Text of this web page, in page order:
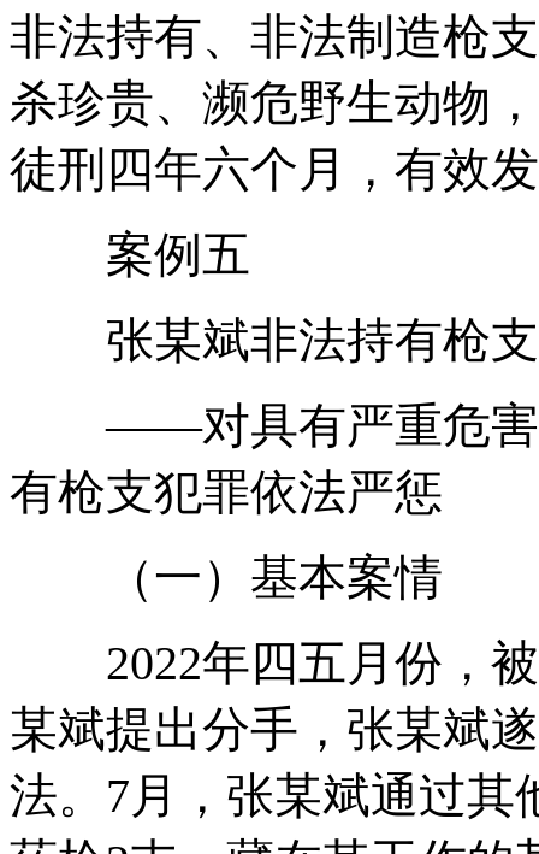
非法持有、非法制造枪
杀珍贵、濒危野生动物
徒刑四年六个月，有效
案例五
张某斌非法持有枪
——对具有严重危害
有枪支犯罪依法严惩
（一）基本案情
2022年四五月份，被
某斌提出分手，张某斌
法。7月，张某斌通过其